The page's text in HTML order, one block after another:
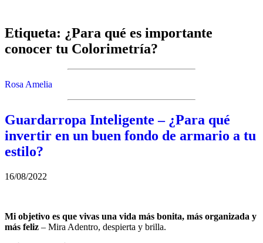
Etiqueta: ¿Para qué es importante
conocer tu Colorimetría?
Rosa Amelia
Guardarropa Inteligente – ¿Para qué
invertir en un buen fondo de armario a tu
estilo?
16/08/2022
Mi objetivo es que vivas una vida más bonita, más organizada y
más feliz – Mira Adentro, despierta y brilla.